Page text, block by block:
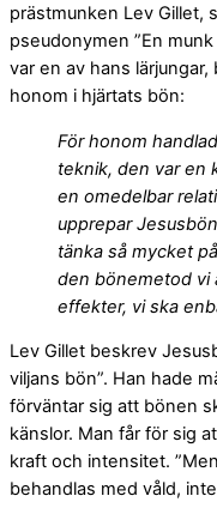
prästmunken Lev Gillet,
pseudonymen ”En
var en av hans
honom i hjärtats bön:
För honom
teknik, den var en
en omedelbar
upprepar
tänka så mycket
den bönemetod vi
effekter, vi ska
Lev Gillet beskrev
viljans bön”. Han hade
förväntar sig att bönen
känslor. Man får för sig
kraft och intensitet.
behandlas med våld,